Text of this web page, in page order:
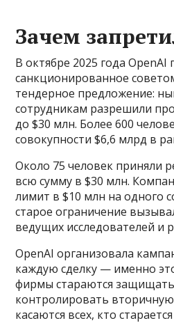
Зачем
В октябре 2025 года OpenAI
санкционированное
тендерное предложение:
сотрудникам разрешили
до $30 млн. Более 600
совокупности $6,6 млрд в
Около 75 человек приняли
всю сумму в $30 млн.
лимит в $10 млн на одного
старое ограничение
ведущих исследователей и
OpenAI организовала
каждую сделку — именно
фирмы стараются
контролировать
касаются всех, кто